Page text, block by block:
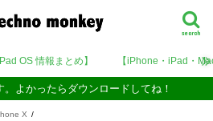
search
OS 情報まとめ】 【iPhone・iPad・
よかったらダウンロードしてね！
X